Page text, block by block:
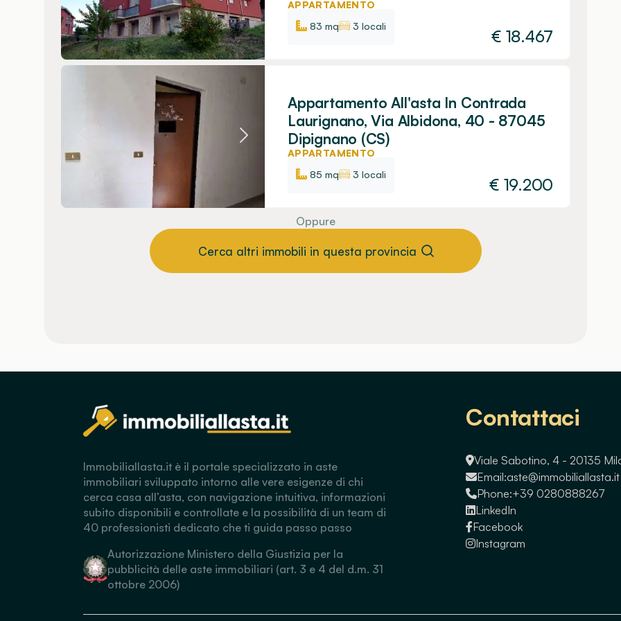
APPARTAMENTO
83 mq
3 locali
€ 18.467
Appartamento All'asta In Contrada
Laurignano, Via Albidona, 40 - 87045
Dipignano (CS)
APPARTAMENTO
85 mq
3 locali
€ 19.200
Oppure
Cerca altri immobili in questa provincia
Immobiliallasta.it è il portale specializzato in aste
immobiliari sviluppato intorno alle vere esigenze di chi
cerca casa all’asta, con navigazione intuitiva, informazioni
subito disponibili e controllate e la possibilità di un team di
40 professionisti dedicato che ti guida passo passo
Autorizzazione Ministero della Giustizia per la
pubblicità delle aste immobiliari (art. 3 e 4 del d.m. 31
ottobre 2006)
Contattaci
Viale Sabotino, 4 - 20135
Email:aste@immobiliallasta.it
Phone:+39 0280888267
LinkedIn
Facebook
Instagram